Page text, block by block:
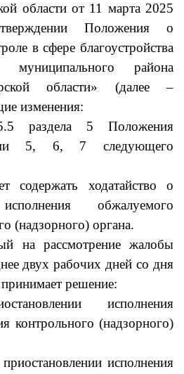
области от 11 марта 2025
Положения о
в сфере благоустройства
района
области» (далее –
изменения:
раздела 5 Положения
5, 6, 7 следующего
содержать ходатайство о
обжалуемого
(надзорного) органа.
на рассмотрение жалобы
двух рабочих дней со дня
решение:
исполнения
контрольного (надзорного)
исполнения